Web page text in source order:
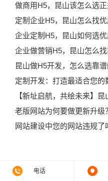
做商用H5，昆山该怎么选正
定制企业H5，昆山怎么找优
企业定制H5，昆山如何选优
企业做营销H5，昆山怎么找
昆山做H5开发，怎么选靠谱
定制开发：打造最适合您的
【新址启航，共绘未来】
老版网站为何要做更新升级？
网站建设中您的网站违规了
电话